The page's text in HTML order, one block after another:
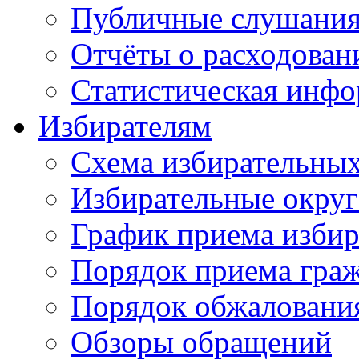
Публичные
Отчёты о
Статистическая
Избирателям
Схема
Избирательные
График приема
Порядок приема
Порядок
Обзоры обращений